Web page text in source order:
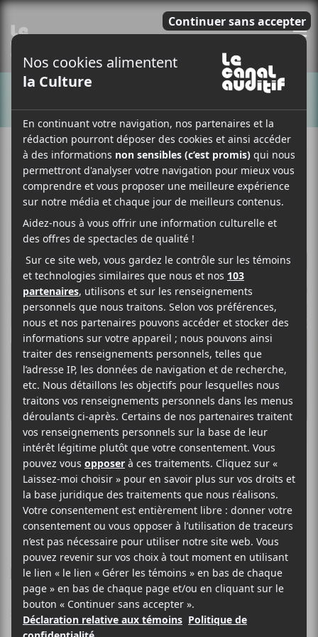
STEVENSON
Letters
24 MARS 2017
PARLOUIS-PHILIPPE LABRÈCHE
/ EXCLUSIVITÉ
F
A
C
E
B
T
W
I
T
T
P
A
T
A
Stevensons’apprête à lancer son premier album,
Sadboyz, le 7 avril prochain. Le trio est composé de